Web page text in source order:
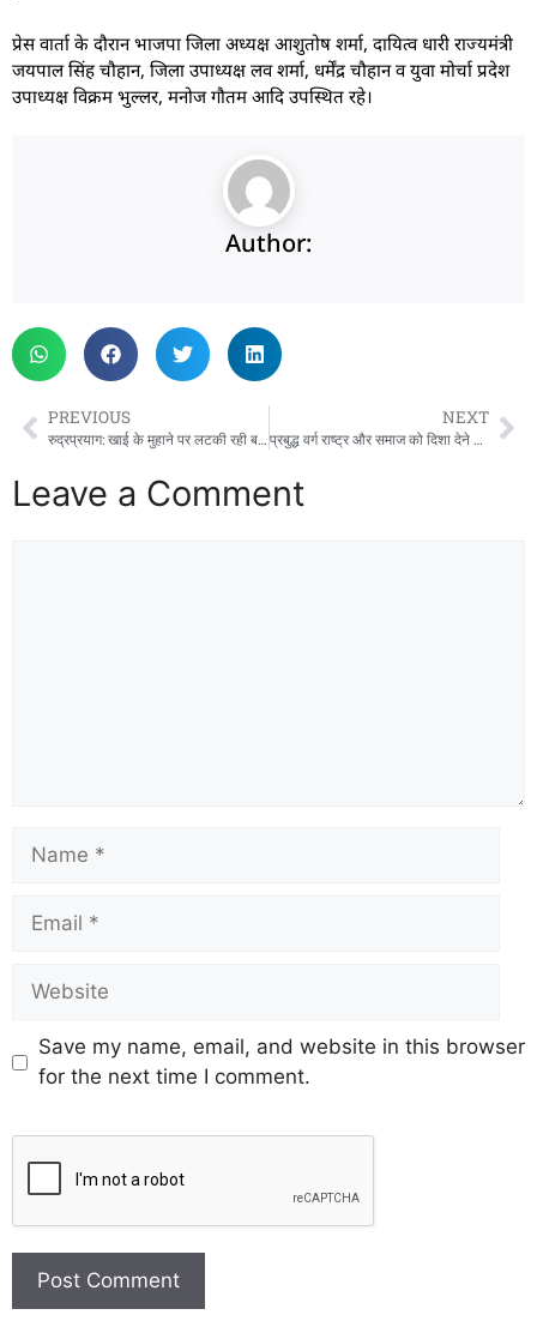
प्रेस वार्ता के दौरान भाजपा जिला अध्यक्ष आशुतोष शर्मा, दायित्व धारी राज्यमंत्री
जयपाल सिंह चौहान, जिला उपाध्यक्ष लव शर्मा, धर्मेंद्र चौहान व युवा मोर्चा प्रदेश
उपाध्यक्ष विक्रम भुल्लर, मनोज गौतम आदि उपस्थित रहे।
Author:
PREVIOUS
रुद्रप्रयाग: खाई के मुहाने पर लटकी रही बस, 22 श्रद्धालु सुरक्षित निकले बाहर, टला बड़ा हादसा
NEXT
प्रबुद्ध वर्ग राष्ट्र और समाज को दिशा देने वाली शक्ति : मुख्यमंत्री पुष्कर सिंह धामी
Leave a Comment
Save my name, email, and website in this browser
for the next time I comment.